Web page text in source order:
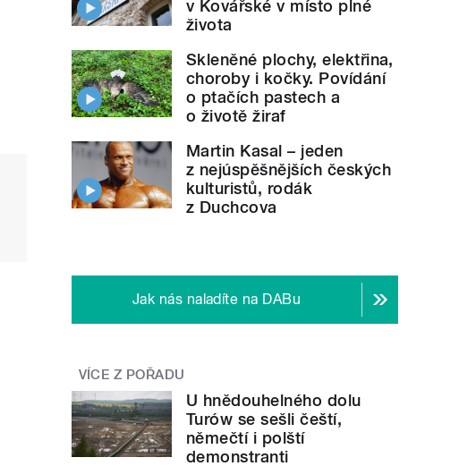
v Kovářské v místo plné
života
Skleněné plochy, elektřina,
choroby i kočky. Povídání
o ptačích pastech a
o životě žiraf
Martin Kasal – jeden
z nejúspěšnějších českých
kulturistů, rodák
z Duchcova
Jak nás naladíte na DABu
VÍCE Z POŘADU
U hnědouhelného dolu
Turów se sešli čeští,
němečtí i polští
demonstranti